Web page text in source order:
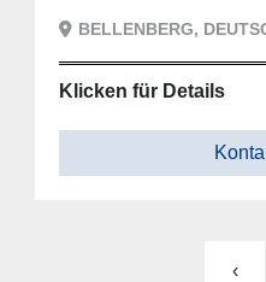
BELLENBERG,
Klicken für Details
‹